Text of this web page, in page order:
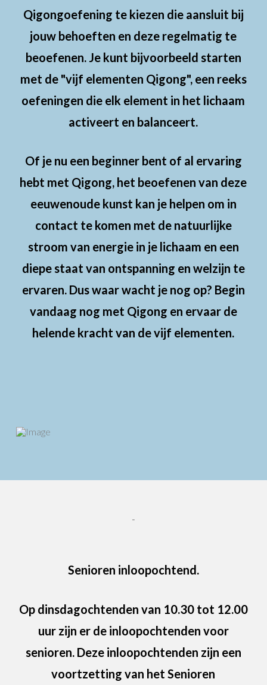
Qigongoefening te kiezen die aansluit bij
jouw behoeften en deze regelmatig te
beoefenen. Je kunt bijvoorbeeld starten
met de "vijf elementen Qigong", een reeks
oefeningen die elk element in het lichaam
activeert en balanceert.
Of je nu een beginner bent of al ervaring
hebt met Qigong, het beoefenen van deze
eeuwenoude kunst kan je helpen om in
contact te komen met de natuurlijke
stroom van energie in je lichaam en een
diepe staat van ontspanning en welzijn te
ervaren. Dus waar wacht je nog op? Begin
vandaag nog met Qigong en ervaar de
helende kracht van de vijf elementen.
Sopje
Senioren inloopochtend.
Op dinsdagochtenden van 10.30 tot 12.00
uur zijn er de inloopochtenden voor
senioren. Deze inloopochtenden zijn een
voortzetting van het Senioren